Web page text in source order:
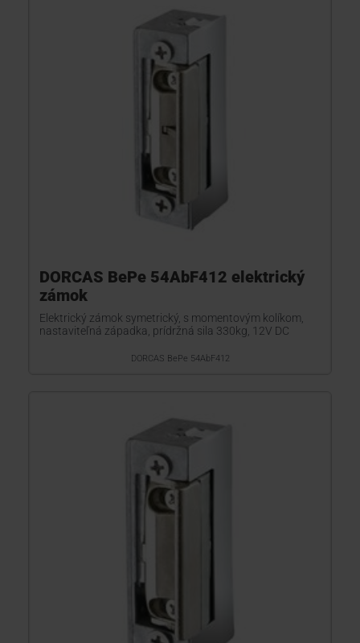
DORCAS BePe 54AbF412 elektrický
zámok
Elektrický zámok symetrický, s momentovým kolíkom,
nastaviteľná západka, prídržná sila 330kg, 12V DC
DORCAS BePe 54AbF412